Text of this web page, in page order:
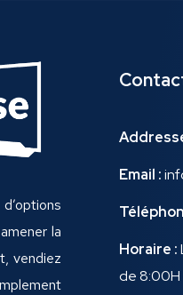
la
vendiez
Email :
Horaire :
de 8:00H